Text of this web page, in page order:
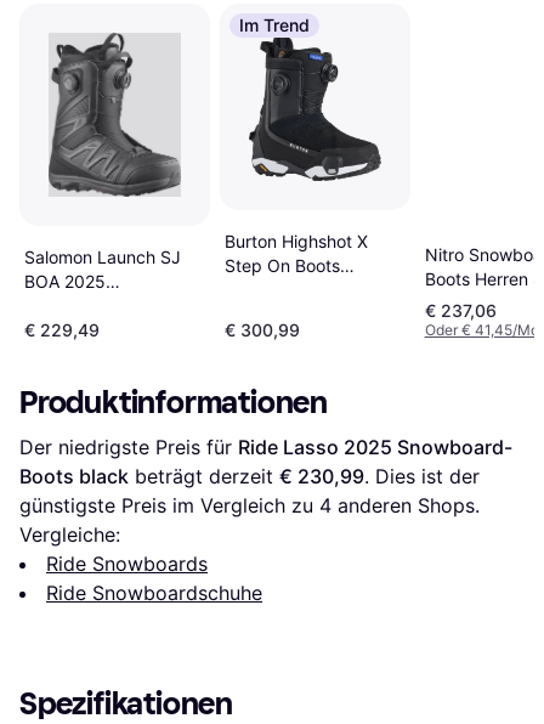
Salomon Launch SJ
BOA 2025
black
€ 229,49
Im Trend
Burton Highshot X
Step On Boots
€ 300,99
Nitro
Boots Herren
Boa - Schwarz
€ 237,06
Oder € 41,45/
Produktinformationen
Der niedrigste Preis für Ride Lasso 2025 Snowboard-
Boots black beträgt derzeit € 230,99. Dies ist der
günstigste Preis im Vergleich zu 4 anderen Shops.
Vergleiche:
Ride Snowboards
Ride Snowboardschuhe
Spezifikationen